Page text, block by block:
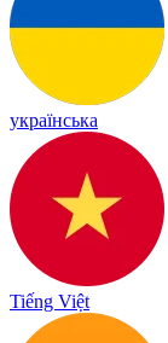
українська
Tiếng Việt